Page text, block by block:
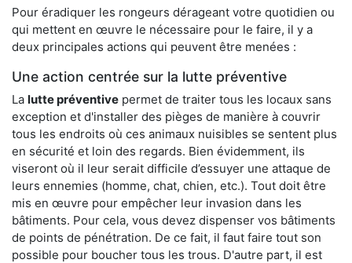
Pour éradiquer les rongeurs dérageant votre quotidien ou
qui mettent en œuvre le nécessaire pour le faire, il y a
deux principales actions qui peuvent être menées :
Une action centrée sur la lutte préventive
La lutte préventive permet de traiter tous les locaux sans
exception et d'installer des pièges de manière à couvrir
tous les endroits où ces animaux nuisibles se sentent plus
en sécurité et loin des regards. Bien évidemment, ils
viseront où il leur serait difficile d’essuyer une attaque de
leurs ennemies (homme, chat, chien, etc.). Tout doit être
mis en œuvre pour empêcher leur invasion dans les
bâtiments. Pour cela, vous devez dispenser vos bâtiments
de points de pénétration. De ce fait, il faut faire tout son
possible pour boucher tous les trous. D'autre part, il est